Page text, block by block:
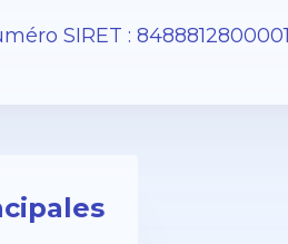
SIRET :